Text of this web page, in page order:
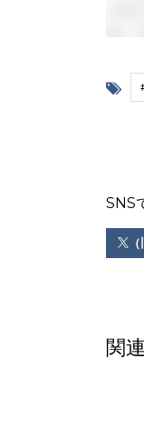
SNS
関